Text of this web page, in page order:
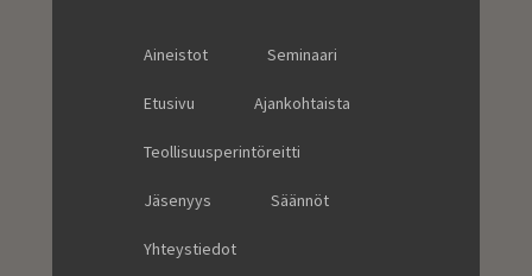
Aineistot Seminaari
Etusivu Ajankohtaista
Teollisuusperintöreitti
Jäsenyys Säännöt
Yhteystiedot